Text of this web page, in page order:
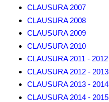
CLAUSURA 2007
CLAUSURA 2008
CLAUSURA 2009
CLAUSURA 2010
CLAUSURA 2011 - 2012
CLAUSURA 2012 - 2013
CLAUSURA 2013 - 2014
CLAUSURA 2014 - 2015